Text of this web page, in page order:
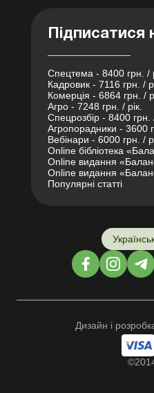
Підписатися
Спецтема - 8400 грн. /
Кадровик - 7116 грн. /
Комерція - 6864 грн. /
Агро - 7248 грн. / рік.
Спецрозбір - 8400 грн. /
Агропорадники - 3600
Вебінари - 6000 грн. /
Online бібліотека
Online видання
Online видання
Популярні статті
Дизайн і